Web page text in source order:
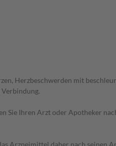
Herzbeschwerden mit
Sie Ihren Arzt oder Apotheker
Arzneimittel daher nach seinen